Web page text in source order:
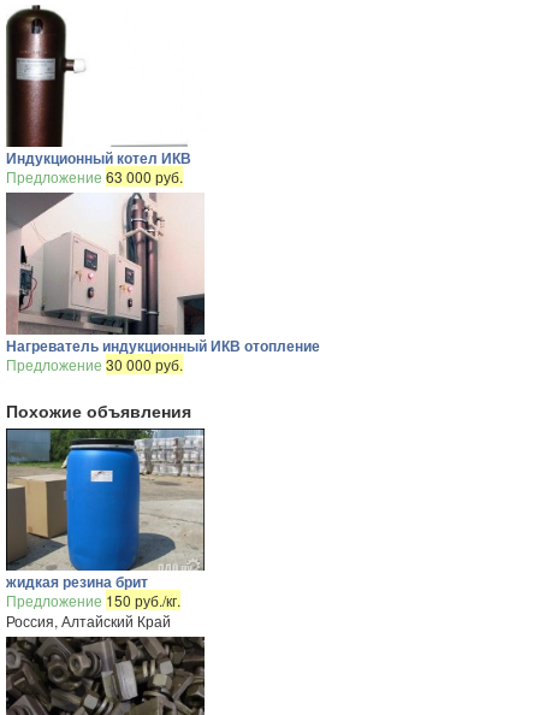
Индукционный котел ИКВ
Предложение 63 000 руб.
Нагреватель индукционный ИКВ отопление
Предложение 30 000 руб.
Похожие объявления
жидкая резина брит
Предложение 150 руб./кг.
Россия, Алтайский Край